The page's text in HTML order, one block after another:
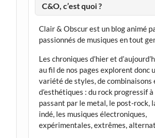
C&O, c’est quoi ?
Clair & Obscur est un blog animé
passionnés de musiques en tout
Les chroniques d’hier et
au fil de nos pages explorent donc
variété de styles, de combinaisons
d’esthétiques : du rock progressif à
passant par le metal, le post-rock,
indé, les musiques électroniques,
expérimentales, extrêmes,